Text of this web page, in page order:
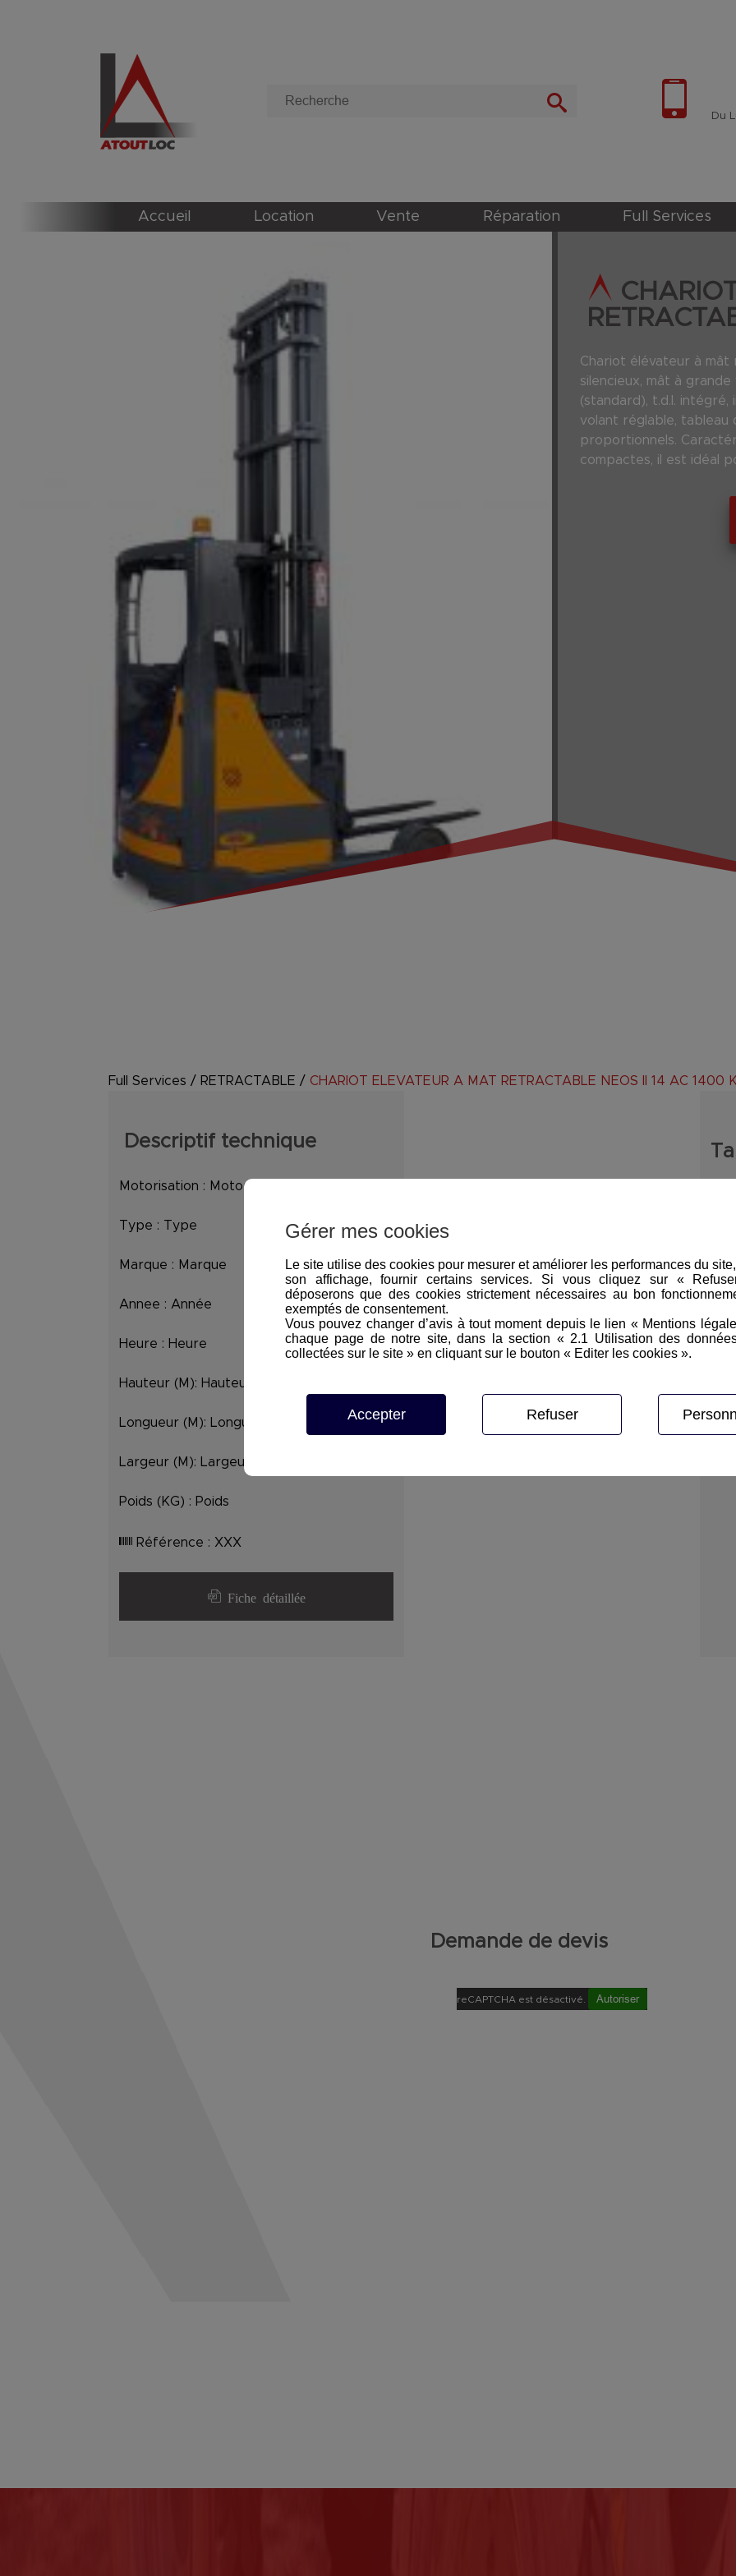
Du
Accueil Location Vente Réparation Full Services
Chariot élévateur à
silencieux, mât à
(standard), t.d.l. intégré,
volant réglable, tableau
proportionnels.
compactes, il est idéal
Full Services / RETRACTABLE / CHARIOT ELEVATEUR A MAT RETRACTABLE NEOS II 14 AC 1400
Descriptif technique
Motorisation : Motorisation
Type : Type
Marque : Marque
Annee : Année
Heure : Heure
Hauteur (M): Hauteur
Longueur (M): Longueur
Largeur (M): Largeur
Poids (KG) : Poids
Référence : XXX
Fiche détaillée
Demande de devis
reCAPTCHA est désactivé. Autoriser
Gérer mes cookies
Le site utilise des cookies pour mesurer et améliorer les performances du
son affichage, fournir certains services. Si vous cliquez sur «
déposerons que des cookies strictement nécessaires au bon
exemptés de consentement.
Vous pouvez changer d’avis à tout moment depuis le lien « Mentions
chaque page de notre site, dans la section « 2.1 Utilisation des
collectées sur le site » en cliquant sur le bouton « Editer les cookies ».
Accepter Refuser